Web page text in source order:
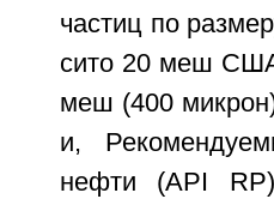
частиц по
сито 20 меш
меш (400
и,
нефти (API